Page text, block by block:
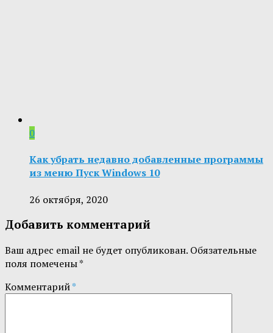
0
Как убрать недавно добавленные программы
из меню Пуск Windows 10
26 октября, 2020
Добавить комментарий
Ваш адрес email не будет опубликован. Обязательные
поля помечены*
Комментарий*